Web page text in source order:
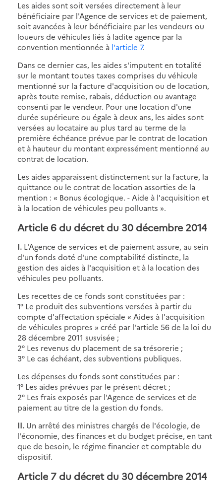
Les aides sont soit versées directement à leur
bénéficiaire par l'Agence de services et de paiement,
soit avancées à leur bénéficiaire par les vendeurs ou
loueurs de véhicules liés à ladite agence par la
convention mentionnée à l'article 7.
Dans ce dernier cas, les aides s'imputent en totalité
sur le montant toutes taxes comprises du véhicule
mentionné sur la facture d'acquisition ou de location,
après toute remise, rabais, déduction ou avantage
consenti par le vendeur. Pour une location d'une
durée supérieure ou égale à deux ans, les aides sont
versées au locataire au plus tard au terme de la
première échéance prévue par le contrat de location
et à hauteur du montant expressément mentionné au
contrat de location.
Les aides apparaissent distinctement sur la facture, la
quittance ou le contrat de location assorties de la
mention : « Bonus écologique. - Aide à l'acquisition et
à la location de véhicules peu polluants ».
Article 6 du décret du 30 décembre 2014
I. L'Agence de services et de paiement assure, au sein
d'un fonds doté d'une comptabilité distincte, la
gestion des aides à l'acquisition et à la location des
véhicules peu polluants.
Les recettes de ce fonds sont constituées par :
1° Le produit des subventions versées à partir du
compte d'affectation spéciale « Aides à l'acquisition
de véhicules propres » créé par l'article 56 de la loi du
28 décembre 2011 susvisée ;
2° Les revenus du placement de sa trésorerie ;
3° Le cas échéant, des subventions publiques.
Les dépenses du fonds sont constituées par :
1° Les aides prévues par le présent décret ;
2° Les frais exposés par l'Agence de services et de
paiement au titre de la gestion du fonds.
II. Un arrêté des ministres chargés de l'écologie, de
l'économie, des finances et du budget précise, en tant
que de besoin, le régime financier et comptable du
dispositif.
Article 7 du décret du 30 décembre 2014